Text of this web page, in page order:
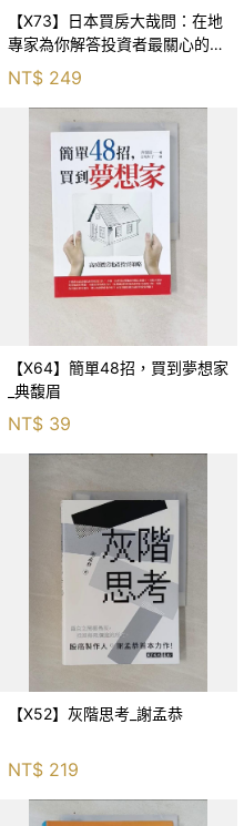
【X73】日本買房大哉問：在地
專家為你解答投資者最關心的
50個疑問_TiN
NT$ 249
【X64】簡單48招，買到夢想家
_典馥眉
NT$ 39
【X52】灰階思考_謝孟恭
NT$ 219